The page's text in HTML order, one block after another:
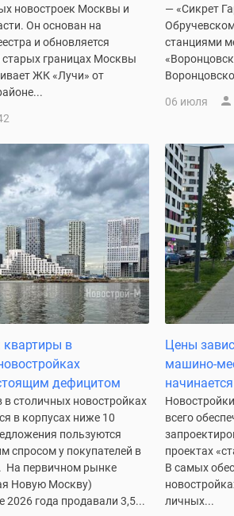
новостроек Москвы и
Он основан на
и обновляется
границах Москвы
ЖК «Лучи» от
— «Сикрет
станциями
06 июля
квартиры в
дефицитом
в столичных новостройках
в корпусах ниже 10
пользуются
спросом у покупателей в
На первичном рынке
Новую Москву)
2026 года продавали 3,5...
Цены
машино-
всего
проектах
В самых
личных...